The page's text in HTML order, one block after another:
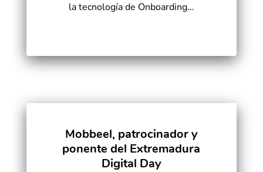
la tecnología de Onboarding...
Mobbeel, patrocinador y
ponente del Extremadura
Digital Day